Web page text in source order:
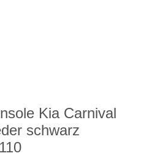
Kia Carnival
schwarz